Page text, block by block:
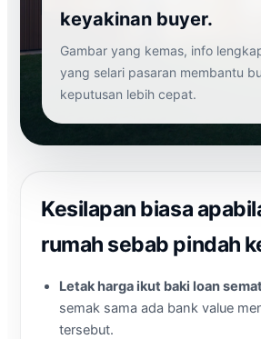
keyakinan buyer.
Gambar yang kemas, info
yang selari pasaran membantu
keputusan lebih cepat.
Kesilapan biasa
rumah sebab pindah
Letak harga ikut baki loan
semak sama ada bank value
tersebut.